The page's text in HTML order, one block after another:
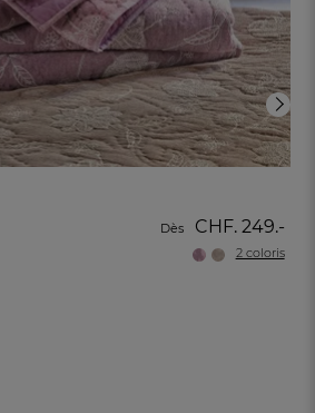
Dès CHF. 249.-
2 coloris